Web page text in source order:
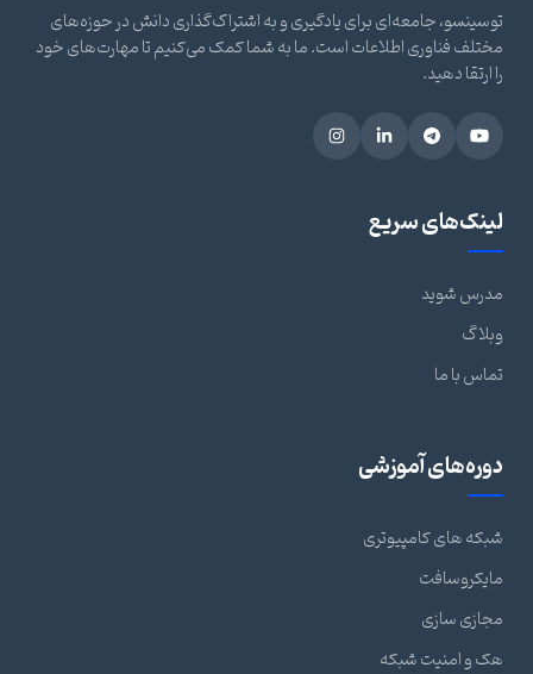
توسینسو، جامعه‌ای برای یادگیری و به اشتراک‌گذاری دانش در حوزه‌های
مختلف فناوری اطلاعات است. ما به شما کمک می‌کنیم تا مهارت‌های خود
را ارتقا دهید.
لینک‌های سریع
مدرس شوید
وبلاگ
تماس با ما
دوره‌های آموزشی
شبکه های کامپیوتری
مایکروسافت
مجازی سازی
هک و امنیت شبکه